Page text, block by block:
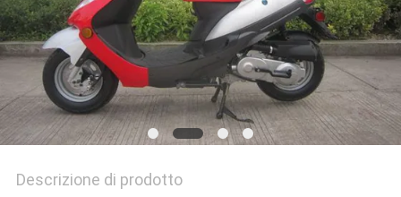
Descrizione di prodotto